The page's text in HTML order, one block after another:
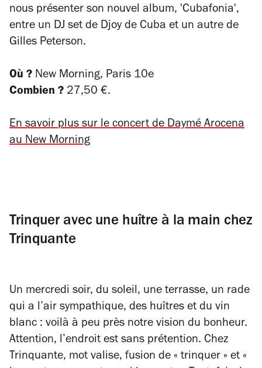
nous présenter son nouvel album, 'Cubafonia',
entre un DJ set de Djoy de Cuba et un autre de
Gilles Peterson.
Où ? New Morning, Paris 10e
Combien ? 27,50 €.
En savoir plus sur le concert de Daymé Arocena
au New Morning
Trinquer avec une huître à la main chez
Trinquante
Un mercredi soir, du soleil, une terrasse, un rade
qui a l’air sympathique, des huîtres et du vin
blanc : voilà à peu près notre vision du bonheur.
Attention, l’endroit est sans prétention. Chez
Trinquante, mot valise, fusion de « trinquer » et «